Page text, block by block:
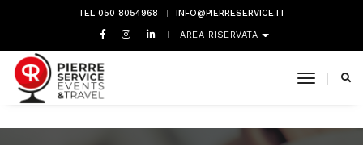
TEL 050 8054968 INFO@PIERRESERVICE.IT
AREA RISERVATA
toggle